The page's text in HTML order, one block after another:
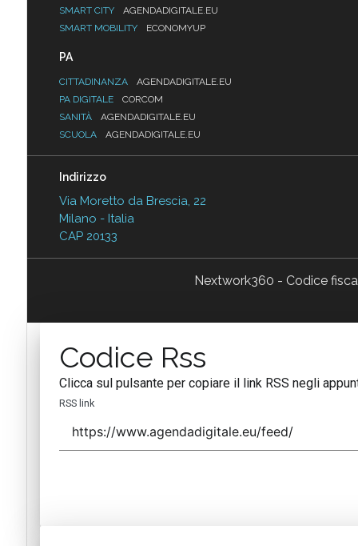
SMART CITY
AGENDADIGITALE.EU
SMART MOBILITY
ECONOMYUP
PA
CITTADINANZA
AGENDADIGITALE.EU
PA DIGITALE
CORCOM
SANITÀ
AGENDADIGITALE.EU
SCUOLA
AGENDADIGITALE.EU
Indirizzo
Via Moretto da Brescia, 22
Milano - Italia
CAP 20133
Nextwork360 - Codice
Codice Rss
Clicca sul pulsante per copiare il link RSS negli
RSS link